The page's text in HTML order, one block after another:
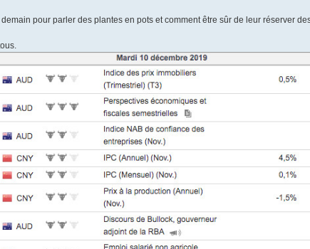
pour parler des plantes en pots et comment être sûr de leur réserver